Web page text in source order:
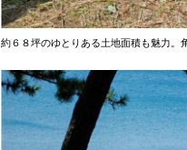
約６８坪のゆとりある土地面積も魅力。